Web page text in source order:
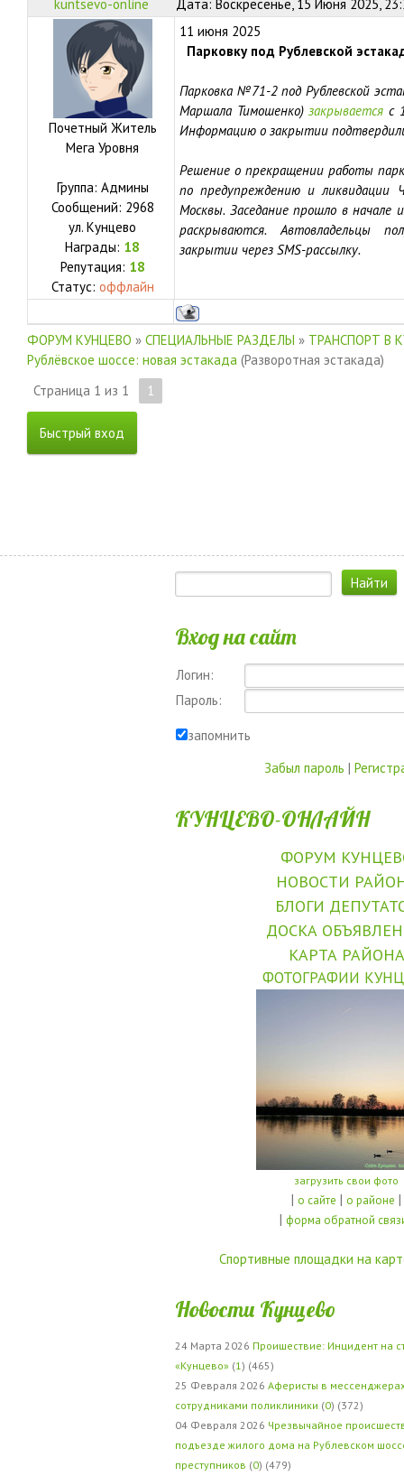
kuntsevo-online Дата: Воскресенье, 15 Июня 2025,
Почетный Житель
Мега Уровня
Группа: Админы
Сообщений: 2968
ул. Кунцево
Награды: 18
Репутация: 18
Статус: оффлайн
11 июня 2025
Парковку под Рублевской
Парковка №71-2 под Рублевской
Маршала Тимошенко)закрывается с
Информацию о закрытии
Решение о прекращении работы
по предупреждению и ликвидации
Москвы. Заседание прошло в
раскрываются. Автовладельцы
закрытии через SMS-рассылку.
ФОРУМ КУНЦЕВО » СПЕЦИАЛЬНЫЕ РАЗДЕЛЫ » ТРАНСПОРТ В
Рублёвское шоссе: новая эстакада (Разворотная эстакада)
Страница 1 из 1 1
Вход на сайт
Логин:
Пароль:
запомнить
Забыл пароль |
КУНЦЕВО-ОНЛАЙН
ФОРУМ
НОВОСТИ
БЛОГИ
ДОСКА
КАРТА РАЙОНА
ФОТОГРАФИИ
загрузить свои фото
| о сайте | о районе |
| форма обратной
Спортивные площадки на
Новости Кунцево
24 Марта 2026 Проишествие: Инцидент на
«Кунцево» (1 ) (465)
25 Февраля 2026 Аферисты в
сотрудниками поликлиники (0) (372)
04 Февраля 2026 Чрезвычайное
подъезде жилого дома на Рублевском
преступников (0) (479)